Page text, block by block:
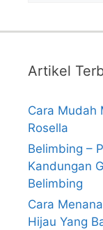
Artikel
Cara Mudah
Rosella
Belimbing –
Kandungan
Belimbing
Cara
Hijau Yang